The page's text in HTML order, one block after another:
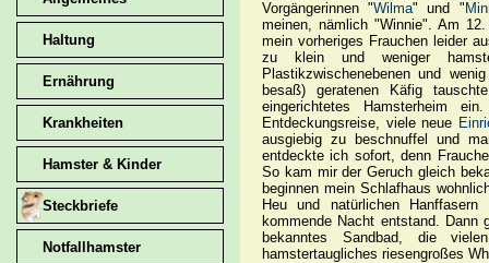
Haltung
Ernährung
Krankheiten
Hamster & Kinder
Steckbriefe
Notfallhamster
Vorgängerinnen "Wilma" und "
meinen, nämlich "Winnie". Am
mein vorheriges Frauchen leider
zu klein und weniger
Plastikzwischenebenen und
besaß) geratenen Käfig
eingerichtetes Hamsterheim
Entdeckungsreise, viele neue
ausgiebig zu beschnuffel und
entdeckte ich sofort, denn
So kam mir der Geruch gleich
beginnen mein Schlafhaus
Heu und natürlichen
kommende Nacht entstand.
bekanntes Sandbad, die
hamstertaugliches riesengroßes